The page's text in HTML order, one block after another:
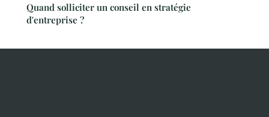
Quand solliciter un conseil en stratégie
d'entreprise ?